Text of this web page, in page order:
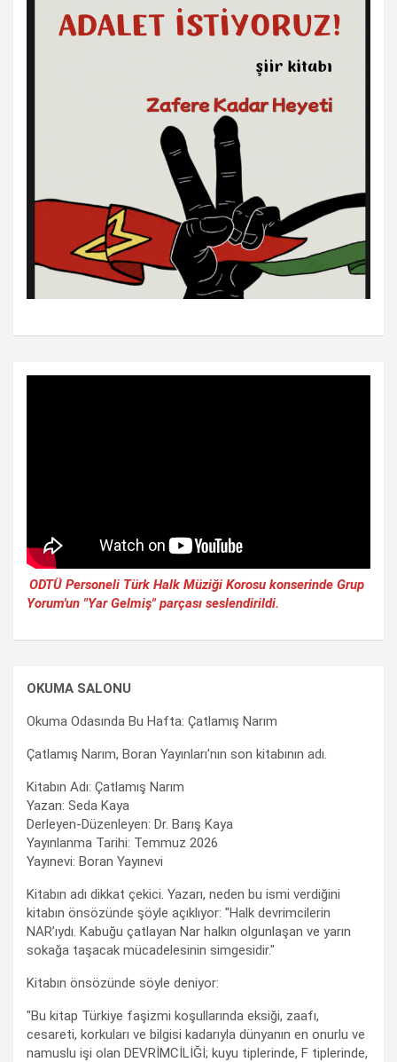
ODTÜ Personeli Türk Halk Müziği Korosu konserinde Grup
Yorum'un "Yar Gelmiş" parçası seslendirildi.
OKUMA SALONU
Okuma Odasında Bu Hafta: Çatlamış Narım
Çatlamış Narım, Boran Yayınları'nın son kitabının adı.
Kitabın Adı: Çatlamış Narım
Yazan: Seda Kaya
Derleyen-Düzenleyen: Dr. Barış Kaya
Yayınlanma Tarihi: Temmuz 2026
Yayınevi: Boran Yayınevi
Kitabın adı dikkat çekici. Yazarı, neden bu ismi verdiğini
kitabın önsözünde şöyle açıklıyor: "Halk devrimcilerin
NAR’ıydı. Kabuğu çatlayan Nar halkın olgunlaşan ve yarın
sokağa taşacak mücadelesinin simgesidir."
Kitabın önsözünde söyle deniyor:
"Bu kitap Türkiye faşizmi koşullarında eksiği, zaafı,
cesareti, korkuları ve bilgisi kadarıyla dünyanın en onurlu ve
namuslu işi olan DEVRİMCİLİĞİ; kuyu tiplerinde, F tiplerinde,